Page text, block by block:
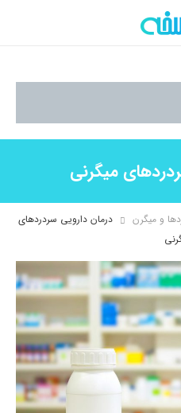
میگرنی
و میگرن
درمان دارویی سردردهای